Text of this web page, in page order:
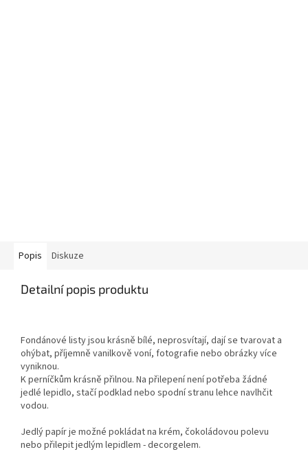
Popis Diskuze
Detailní popis produktu
Fondánové listy jsou krásně bílé, neprosvítají, dají se tvarovat a
ohýbat, příjemně vanilkově voní, fotografie nebo obrázky více
vyniknou.
K perníčkům krásně přilnou. Na přilepení není potřeba žádné
jedlé lepidlo, stačí podklad nebo spodní stranu lehce navlhčit
vodou.
Jedlý papír je možné pokládat na krém, čokoládovou polevu
nebo přilepit jedlým lepidlem - decorgelem.